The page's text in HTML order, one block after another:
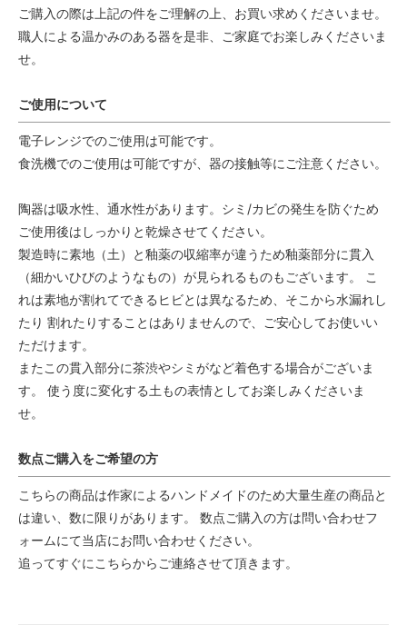
ご購入の際は上記の件をご理解の上、お買い求めくださいませ。
職人による温かみのある器を是非、ご家庭でお楽しみくださいま
せ。
ご使用について
電子レンジでのご使用は可能です。
食洗機でのご使用は可能ですが、器の接触等にご注意ください。
陶器は吸水性、通水性があります。シミ/カビの発生を防ぐため
ご使用後はしっかりと乾燥させてください。
製造時に素地（土）と釉薬の収縮率が違うため釉薬部分に貫入
（細かいひびのようなもの）が見られるものもございます。 こ
れは素地が割れてできるヒビとは異なるため、そこから水漏れし
たり 割れたりすることはありませんので、ご安心してお使いい
ただけます。
またこの貫入部分に茶渋やシミがなど着色する場合がございま
す。 使う度に変化する土もの表情としてお楽しみくださいま
せ。
数点ご購入をご希望の方
こちらの商品は作家によるハンドメイドのため大量生産の商品と
は違い、数に限りがあります。 数点ご購入の方は問い合わせフ
ォームにて当店にお問い合わせください。
追ってすぐにこちらからご連絡させて頂きます。